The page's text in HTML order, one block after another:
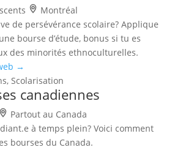
Montréal
de persévérance scolaire? Applique
bourse d’étude, bonus si tu es
des minorités ethnoculturelles.
→
Scolarisation
canadiennes
Partout au Canada
à temps plein? Voici comment
bourses du Canada.